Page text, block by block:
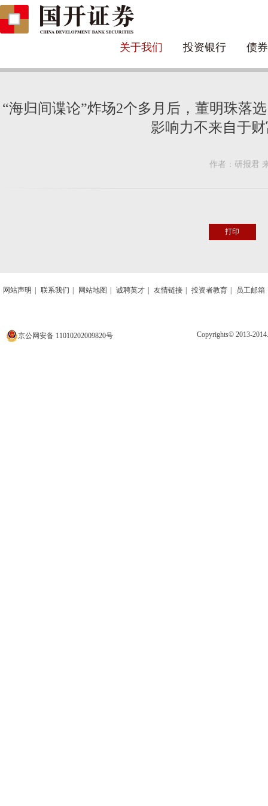
关于我们 投资银行 债
“海归间谍论”炸场2个多月后，董明珠落
影响力不来自于
作者：研报君
打印
网站声明 联系我们 网站地图 诚聘英才 友情链接 投资者教育 员工邮箱
京公网安备 11010202009820号 Copyrights© 2013-